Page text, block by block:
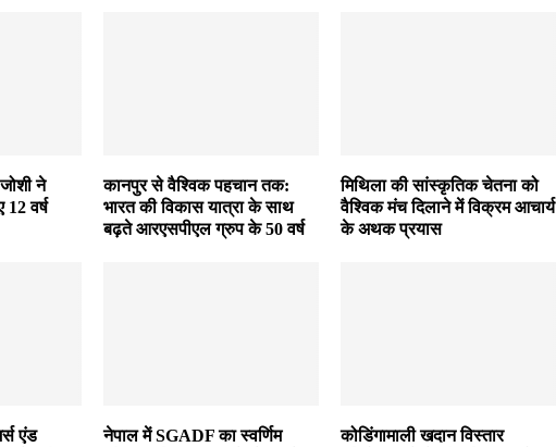
ने
12 वर्ष
कानपुर से वैश्विक पहचान तक:
भारत की विकास यात्रा के साथ
बढ़ते आरएसपीएल ग्रुप के 50 वर्ष
मिथिला की सांस्कृतिक चेतना को
वैश्विक मंच दिलाने में विक्रम आचार्य
के अथक प्रयास
एंड
नेपाल में SGADF का स्वर्णिम
कोडिंगामाली खदान विस्तार